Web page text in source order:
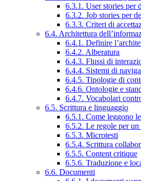
6.3.1. User stories per
6.3.2. Job stories per
6.3.3. Criteri di
6.4. Architettura
6.4.1. Definire
6.4.2. Alberatura
6.4.3. Flussi di
6.4.4. Sistemi di
6.4.5. Tipologie di
6.4.6. Ontologie e
6.4.7. Vocabolari
6.5. Scrittura e linguaggio
6.5.1. Come leggono
6.5.2. Le regole per
6.5.3. Microtesti
6.5.4. Scrittura
6.5.5. Content critique
6.5.6. Traduzione e
6.6. Documenti